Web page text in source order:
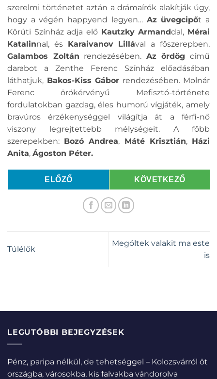
szerelmi történetet aztán a drámaírók alakítják úgy,
hogy a végén happyend legyen… Az üvegcipőt a
Körúti Színház adja elő Kautzky Armanddal, Mérai
Katalinnal, és Karaivanov Lillával a főszerepben,
Galambos Zoltán rendezésében. Az ördög című
darabot a Zenthe Ferenc Színház előadásában
láthatjuk, Bakos-Kiss Gábor rendezésében. Molnár
Ferenc örökérvényű Mefisztó-története
fordulatokban gazdag, éles humorú vígjáték, amely
bravúros érzékenységgel világítja át a férfi-nő
viszony legrejtettebb mélységeit. A főbb
szerepekben: Bozó Andrea, Máté Krisztián, Házi
Anita, Ágoston Péter.
ELŐZŐ KÖVETKEZŐ
Túlélők
Megöltek valakit ma este
is
LEGUTÓBBI BEJEGYZÉSEK
Pénz, paripa nélkül, de tehetséggel – Kolozsvárról öt
országba, városokba, kis falvakba vándorolva